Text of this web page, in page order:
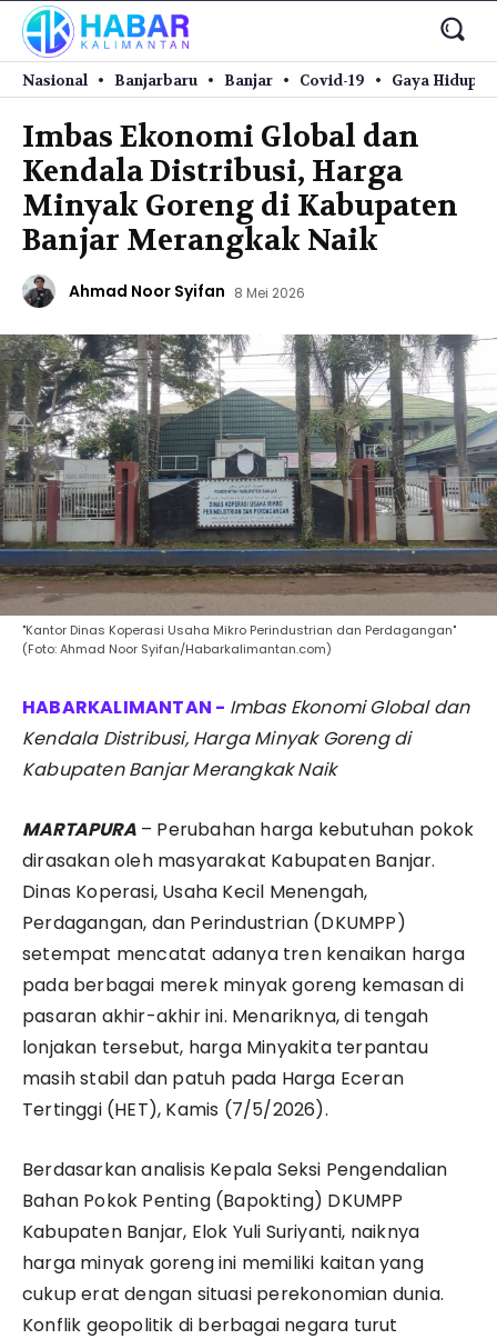
Nasional Banjarbaru Banjar Covid-19 Gaya Hidup
​Imbas Ekonomi Global dan
Kendala Distribusi, Harga
Minyak Goreng di Kabupaten
Banjar Merangkak Naik
Ahmad Noor Syifan 8 Mei 2026
"Kantor Dinas Koperasi Usaha Mikro Perindustrian dan Perdagangan"
(Foto: Ahmad Noor Syifan/Habarkalimantan.com)
​Imbas Ekonomi Global dan
Kendala Distribusi, Harga Minyak Goreng di
Kabupaten Banjar Merangkak Naik
MARTAPURA– Perubahan harga kebutuhan pokok
dirasakan oleh masyarakat Kabupaten Banjar.
Dinas Koperasi, Usaha Kecil Menengah,
Perdagangan, dan Perindustrian (DKUMPP)
setempat mencatat adanya tren kenaikan harga
pada berbagai merek minyak goreng kemasan di
pasaran akhir-akhir ini. Menariknya, di tengah
lonjakan tersebut, harga Minyakita terpantau
masih stabil dan patuh pada Harga Eceran
Tertinggi (HET), Kamis (7/5/2026).
​Berdasarkan analisis Kepala Seksi Pengendalian
Bahan Pokok Penting (Bapokting) DKUMPP
Kabupaten Banjar, Elok Yuli Suriyanti, naiknya
harga minyak goreng ini memiliki kaitan yang
cukup erat dengan situasi perekonomian dunia.
Konflik geopolitik di berbagai negara turut